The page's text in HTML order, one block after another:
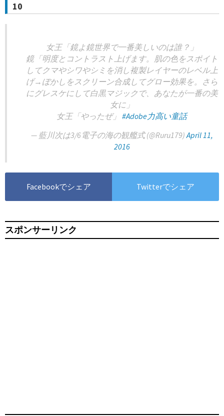
10
女王「鏡よ鏡世界で一番美しいのは誰？」
鏡「明度とコントラスト上げます。肌の色をスポイト
してクマやシワやシミを消し複製レイヤーのレベル上
げ→ぼかしをスクリーン合成してグロー効果を。さら
にグレスケにして白黒マジックで、あなたが一番の美
女に」
女王「やったぜ」 #Adobe力高い童話
— 藍川次は3/6電子の海の観艦式 (@Ruru179)April 11,
2016
Facebookでシェア Twitterでシェア
スポンサーリンク